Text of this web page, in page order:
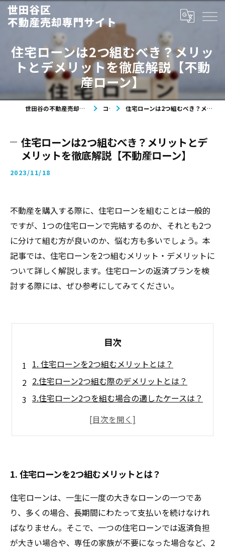
住宅ローンは2つ組むべき？メリッ
トとデメリットを徹底解説【不動
産ローン】
世田谷の不動産売却なら世田谷区不動産売却専門サイト コラム 住宅ローンは2つ組むべき？メリットとデメリットを徹底解説【不動産ローン】
住宅ローンは2つ組むべき？メリットとデ
メリットを徹底解説【不動産ローン】
2023/11/18
不動産を購入する際に、住宅ローンを組むことは一般的
ですが、1つの住宅ローンで完結するのか、それとも2つ
に分けて組む方が良いのか、悩む方も多いでしょう。本
記事では、住宅ローンを2つ組むメリット・デメリットに
ついて詳しく解説します。住宅ローンの返済プランを検
討する際には、ぜひ参考にしてみてください。
目次
1. 住宅ローンを2つ組むメリットとは？
2.住宅ローン2つ組む際のデメリットとは？
3.住宅ローン2つを組む場合の適したケースは？
4.住宅ローン2つを組むための条件は？
1. 住宅ローンを2つ組むメリットとは？
住宅ローンは、一生に一度の大きなローンの一つであ
り、多くの場合、長期間にわたって支払いを続けなけれ
ばなりません。そこで、一つの住宅ローンでは返済負担
が大きい場合や、専任の家族が不要になった場合など、2